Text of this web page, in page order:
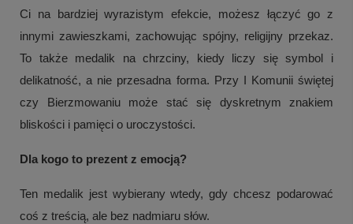
Ci na bardziej wyrazistym efekcie, możesz łączyć go z
innymi zawieszkami, zachowując spójny, religijny przekaz.
To także medalik na chrzciny, kiedy liczy się symbol i
delikatność, a nie przesadna forma. Przy I Komunii świętej
czy Bierzmowaniu może stać się dyskretnym znakiem
bliskości i pamięci o uroczystości.
Dla kogo to prezent z emocją?
Ten medalik jest wybierany wtedy, gdy chcesz podarować
coś z treścią, ale bez nadmiaru słów.